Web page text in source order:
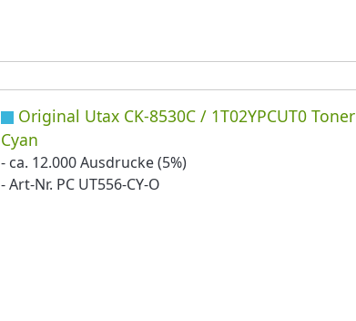
Original Utax CK-8530C / 1T02YPCUT0 Toner
Cyan
- ca. 12.000 Ausdrucke (5%)
- Art-Nr. PC UT556-CY-O